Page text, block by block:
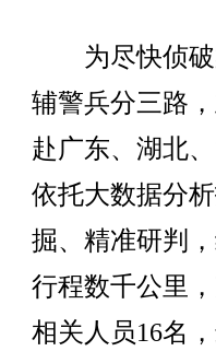
为尽快侦破
辅警兵分三路
赴广东、湖北
依托大数据分
掘、精准研判
行程数千公里
相关人员16名